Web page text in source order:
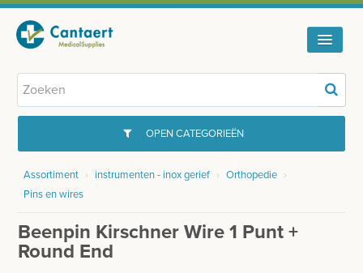
HOME
INFO
BESURGICAL - INSTRUMENTARIUM
OPEN CATEGORIEËN
GYNAECOLOGIE
WOND- EN VERBANDMATERIAAL
Assortiment › instrumenten - inox gerief › Orthopedie ›
Pins en wires
Beenpin Kirschner Wire 1 Punt +
Round End